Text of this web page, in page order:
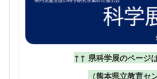
↑↑ 県科学展のページ
（熊本県立教育セ